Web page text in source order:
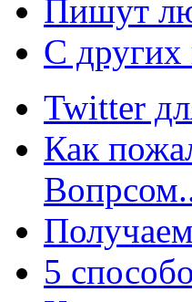
Пишут
С других
Twitter
Как
5